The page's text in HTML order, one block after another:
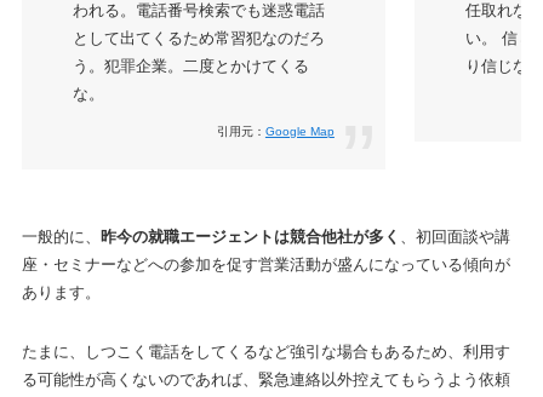
われる。電話番号検索でも迷惑電話
として出てくるため常習犯なのだろ
う。犯罪企業。二度とかけてくる
な。
引用元： Google Map
任取れな
い。 信じ
り信じな
一般的に、 昨今の就職エージェントは競合他社が多く
、初回面談や講
座・セミナーなどへの参加を促す営業活動が盛んになっている傾向が
あります。
たまに、しつこく電話をしてくるなど強引な場合もあるため、利用す
る可能性が高くないのであれば、緊急連絡以外控えてもらうよう依頼